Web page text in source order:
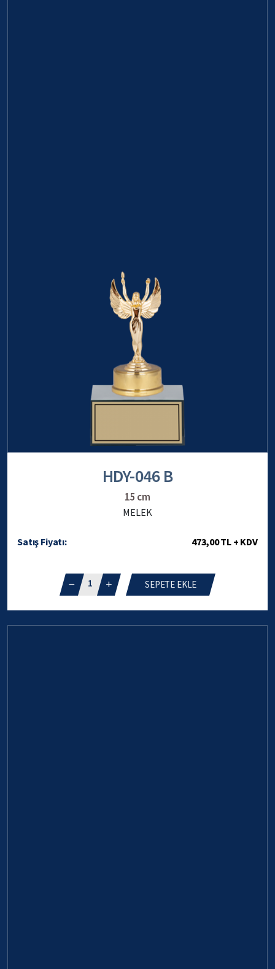
HDY-046 B
15 cm
MELEK
Satış Fiyatı: 473,00 TL + KDV
1 SEPETE EKLE